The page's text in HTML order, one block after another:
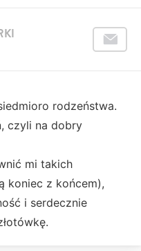
rodzeństwa.
czyli na dobry
mi takich
koniec z końcem),
i serdecznie